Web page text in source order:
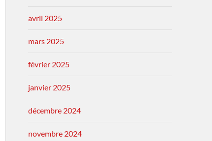
avril 2025
mars 2025
février 2025
janvier 2025
décembre 2024
novembre 2024